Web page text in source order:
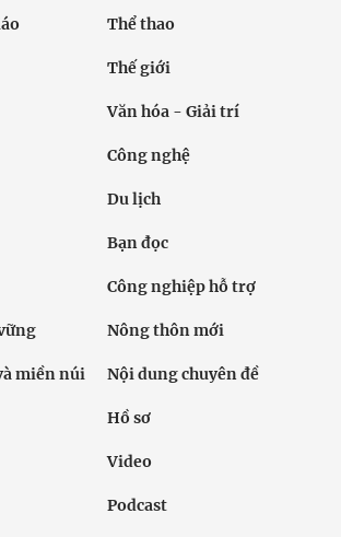
Thể thao
Thế giới
Văn hóa - Giải trí
Công nghệ
Du lịch
Bạn đọc
Công nghiệp hỗ trợ
Nông thôn mới
miền núi Nội dung chuyên đề
Hồ sơ
Video
Podcast